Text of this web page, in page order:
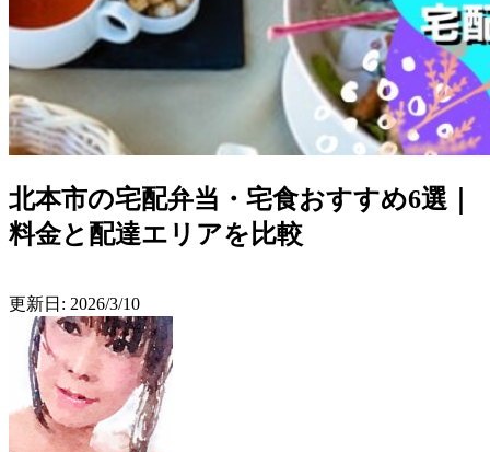
北本市の宅配弁当・宅食おすすめ6選｜
料金と配達エリアを比較
更新日: 2026/3/10